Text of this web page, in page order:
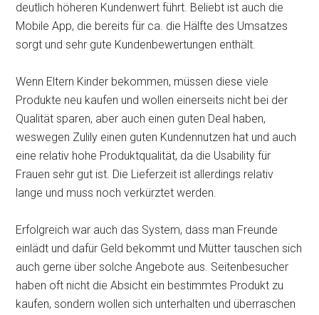
deutlich höheren Kundenwert führt. Beliebt ist auch die
Mobile App, die bereits für ca. die Hälfte des Umsatzes
sorgt und sehr gute Kundenbewertungen enthält.
Wenn Eltern Kinder bekommen, müssen diese viele
Produkte neu kaufen und wollen einerseits nicht bei der
Qualität sparen, aber auch einen guten Deal haben,
weswegen Zulily einen guten Kundennutzen hat und auch
eine relativ hohe Produktqualität, da die Usability für
Frauen sehr gut ist. Die Lieferzeit ist allerdings relativ
lange und muss noch verkürztet werden.
Erfolgreich war auch das System, dass man Freunde
einlädt und dafür Geld bekommt und Mütter tauschen sich
auch gerne über solche Angebote aus. Seitenbesucher
haben oft nicht die Absicht ein bestimmtes Produkt zu
kaufen, sondern wollen sich unterhalten und überraschen